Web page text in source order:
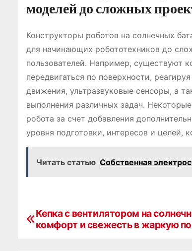
моделей до сложных
Конструкторы роботов на солнечных
для начинающих робототехников до
пользователей․ Например, существуют
передвигаться по поверхности,
движения, ультразвуковые сенсоры, а
выполнения различных задач․
робота за счет добавления
уровня подготовки, интересов и целей,
Читать статью Собственная
НКепка с вентилятором на
комфорт и свежесть в жаркую